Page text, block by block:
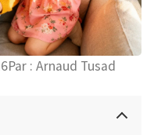
Par : Arnaud Tusad